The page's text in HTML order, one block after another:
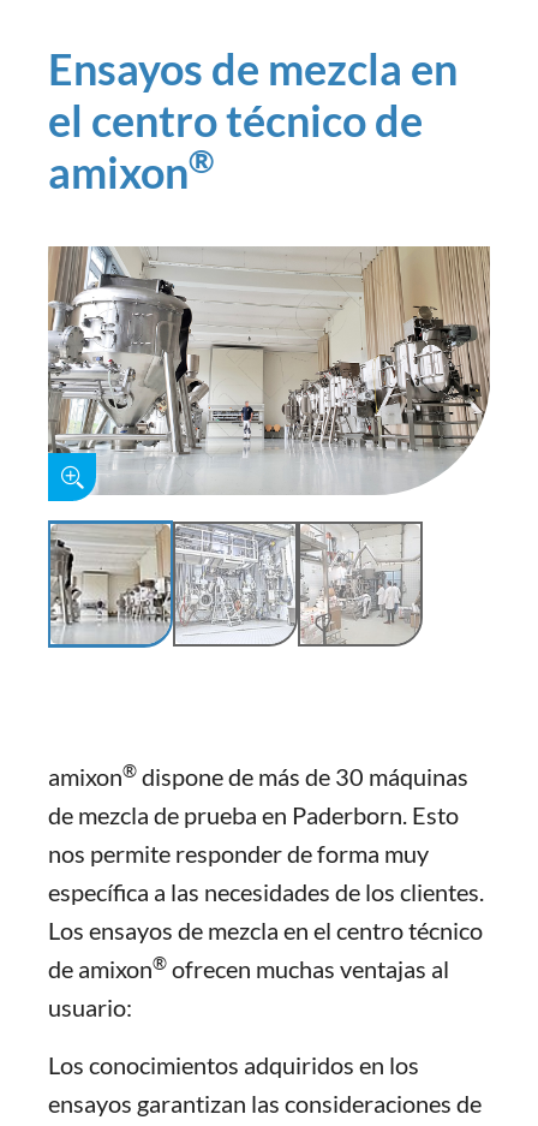
Ensayos de mezcla en
el centro técnico de
amixon®
amixon® dispone de más de 30 máquinas
de mezcla de prueba en Paderborn. Esto
nos permite responder de forma muy
específica a las necesidades de los clientes.
Los ensayos de mezcla en el centro técnico
de amixon® ofrecen muchas ventajas al
usuario:
Los conocimientos adquiridos en los
ensayos garantizan las consideraciones de